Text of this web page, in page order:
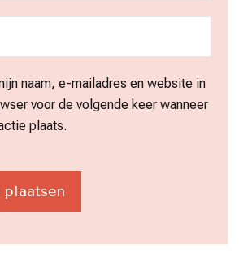
naam, e-mailadres en website in
voor de volgende keer wanneer
plaats.